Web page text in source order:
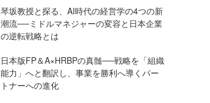
琴坂教授と探る、AI時代の経営学の4つの新
潮流──ミドルマネジャーの変容と日本企業
の逆転戦略とは
日本版FP＆A×HRBPの真髄──戦略を「組織
能力」へと翻訳し、事業を勝利へ導くパー
トナーへの進化